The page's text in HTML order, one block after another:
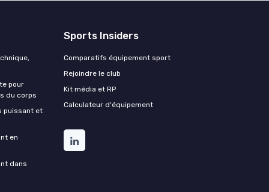
pour
du corps
puissant et
en
dans
Sports Insiders
Comparatifs équipement sport
Rejoindre le club
Kit média et RP
Calculateur d'équipement